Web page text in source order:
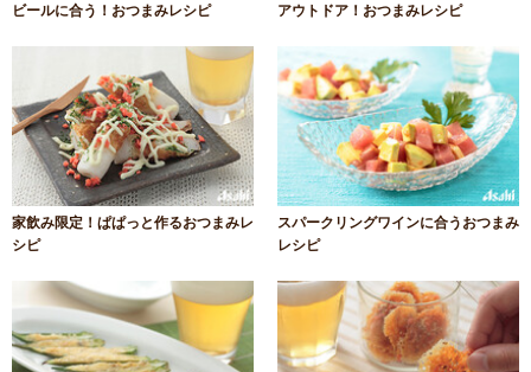
ビールに合う！おつまみレシピ アウトドア！おつまみレシピ
家飲み限定！ぱぱっと作るおつまみレ
シピ
スパークリングワインに合うおつまみ
レシピ